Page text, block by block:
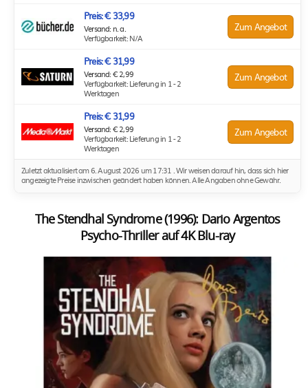
Preis: € 33,99
Versand: n. a.
Verfügbarkeit: N/A
Zum Angebot
Preis: € 31,99
Versand: € 2,99
Verfügbarkeit: Lieferung in 1 - 2
Werktagen
Zum Angebot
Preis: € 31,99
Versand: € 2,99
Verfügbarkeit: Lieferung in 1 - 2
Werktagen
Zum Angebot
Zuletzt aktualisiert am 6. August 2026 um 17:31 . Wir weisen darauf hin, dass sich hier
angezeigte Preise inzwischen geändert haben können. Alle Angaben ohne Gewähr.
The Stendhal Syndrome (1996): Dario Argentos
Psycho-Thriller auf 4K Blu-ray